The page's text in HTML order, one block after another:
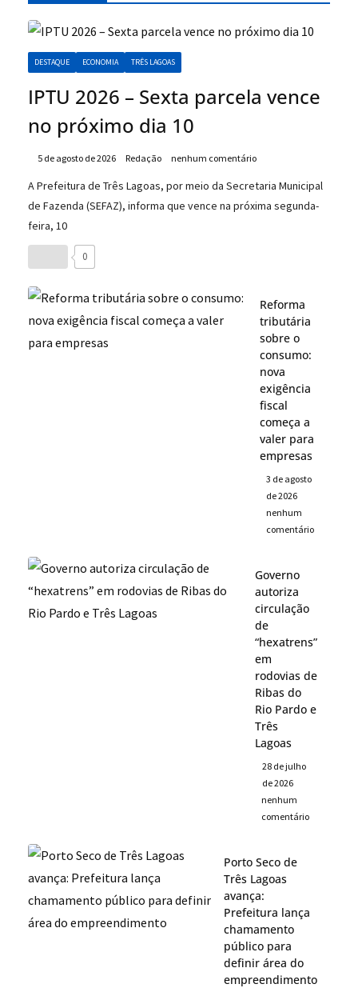
DESTAQUE ECONOMIA TRÊS LAGOAS
IPTU 2026 – Sexta parcela vence
no próximo dia 10
5 de agosto de 2026 Redação nenhum comentário
A Prefeitura de Três Lagoas, por meio da Secretaria Municipal
de Fazenda (SEFAZ), informa que vence na próxima segunda-
feira, 10
0
Reforma
tributária
sobre o
consumo:
nova
exigência
fiscal
começa a
valer para
empresas
3 de agosto
de 2026
nenhum
comentário
Governo
autoriza
circulação
de
“hexatrens”
em
rodovias de
Ribas do
Rio Pardo e
Três
Lagoas
28 de julho
de 2026
nenhum
comentário
Porto Seco de
Três Lagoas
avança:
Prefeitura lança
chamamento
público para
definir área do
empreendimento